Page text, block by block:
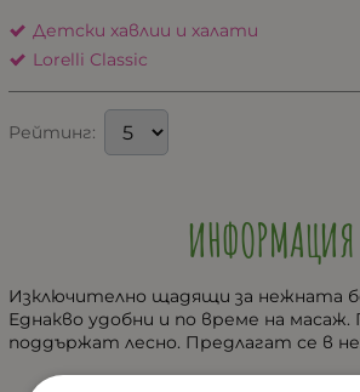
Детски хавлии и халати
Lorelli Classic
Рейтинг:
ИНФОРМАЦИЯ
Изключително щадящи за нежната
Еднакво удобни и по време на
поддържат лесно. Предлагат се в